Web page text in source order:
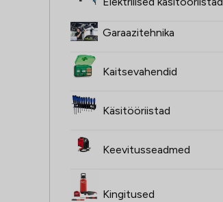
Garaazitehnika
Kaitsevahendid
Käsitööriistad
Keevitusseadmed
Kingitused